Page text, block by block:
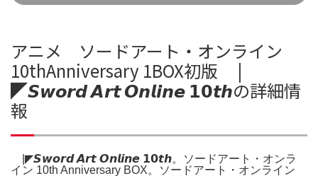
アニメ ソードアート・オンライン
10thAnniversary 1BOX初版 ⠀ |
◤𝙎𝙬𝙤𝙧𝙙 𝘼𝙧𝙩 𝙊𝙣𝙡𝙞𝙣𝙚 𝟭𝟬𝙩𝙝の詳細情
報
⠀ |◤𝙎𝙬𝙤𝙧𝙙 𝘼𝙧𝙩 𝙊𝙣𝙡𝙞𝙣𝙚 𝟭𝟬𝙩𝙝。ソードアート・オンラ
イン 10th Anniversary BOX。ソードアート・オンライン